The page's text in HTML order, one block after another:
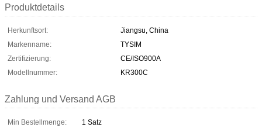
Produktdetails
Herkunftsort:
Jiangsu, China
Markenname:
TYSIM
Zertifizierung:
CE/ISO900A
Modellnummer:
KR300C
Zahlung und Versand AGB
Min Bestellmenge:
1 Satz